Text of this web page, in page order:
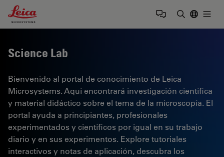
Leica Microsystems Logo
Science Lab
Bienvenido al portal de conocimiento de Leica
Microsystems. Aquí encontrará investigación científica
y material didáctico sobre el tema de la microscopía. El
portal ayuda a principiantes, profesionales
experimentados y científicos por igual en su trabajo
diario y en sus experimentos. Explore tutoriales
interactivos y notas de aplicación, descubra los